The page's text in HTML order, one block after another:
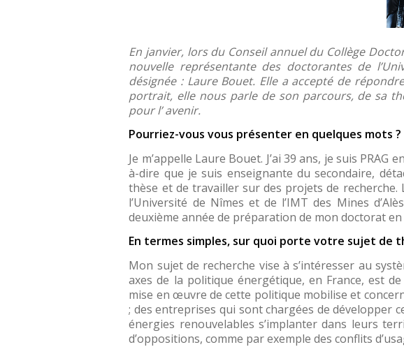
En janvier, lors du Conseil annuel du Collège
nouvelle représentante des doctorantes de
désignée : Laure Bouet. Elle a accepté de
portrait, elle nous parle de son parcours, de sa
pour l’ avenir.
Pourriez-vous vous présenter en quelques mots ?
Je m’appelle Laure Bouet. J’ai 39 ans, je suis
à-dire que je suis enseignante du secondaire,
thèse et de travailler sur des projets de recherche.
l’Université de Nîmes et de l’IMT des Mines
deuxième année de préparation de mon doctorat en
En termes simples, sur quoi porte votre sujet de
Mon sujet de recherche vise à s’intéresser au
axes de la politique énergétique, en France, est
mise en œuvre de cette politique mobilise et
; des entreprises qui sont chargées de développer
énergies renouvelables s’implanter dans leurs
d’oppositions, comme par exemple des conflits